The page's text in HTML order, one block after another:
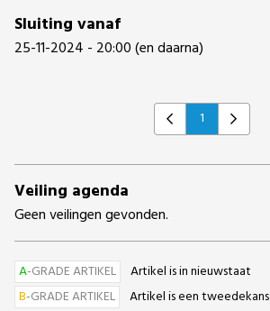
Sluiting vanaf
25-11-2024 - 20:00 (en daarna)
Previous
1 Next
Veiling agenda
Geen veilingen gevonden.
A-GRADE ARTIKEL
Artikel is in nieuwstaat
B-GRADE ARTIKEL
Artikel is een tweedekans